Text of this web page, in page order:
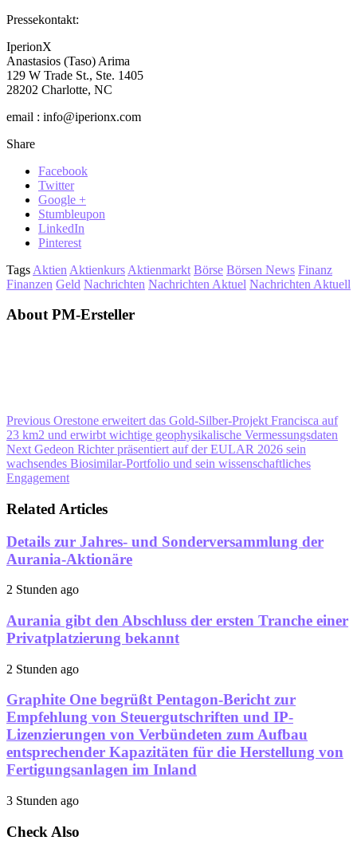
Pressekontakt:
IperionX
Anastasios (Taso) Arima
129 W Trade St., Ste. 1405
28202 Charlotte, NC
email : info@iperionx.com
Share
Facebook
Twitter
Google +
Stumbleupon
LinkedIn
Pinterest
Tags Aktien Aktienkurs Aktienmarkt Börse Börsen News Finanz
Finanzen Geld Nachrichten Nachrichten Aktuel Nachrichten Aktuell
About PM-Ersteller
Previous Orestone erweitert das Gold-Silber-Projekt Francisca auf
23 km2 und erwirbt wichtige geophysikalische Vermessungsdaten
Next Gedeon Richter präsentiert auf der EULAR 2026 sein
wachsendes Biosimilar-Portfolio und sein wissenschaftliches
Engagement
Related Articles
Details zur Jahres- und Sonderversammlung der
Aurania-Aktionäre
2 Stunden ago
Aurania gibt den Abschluss der ersten Tranche einer
Privatplatzierung bekannt
2 Stunden ago
Graphite One begrüßt Pentagon-Bericht zur
Empfehlung von Steuergutschriften und IP-
Lizenzierungen von Verbündeten zum Aufbau
entsprechender Kapazitäten für die Herstellung von
Fertigungsanlagen im Inland
3 Stunden ago
Check Also